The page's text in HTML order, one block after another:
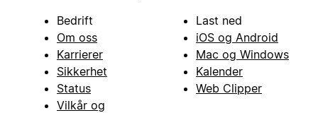
Bedrift
Om oss
Karrierer
Sikkerhet
Status
Vilkår og
Last ned
iOS og Android
Mac og Windows
Kalender
Web Clipper